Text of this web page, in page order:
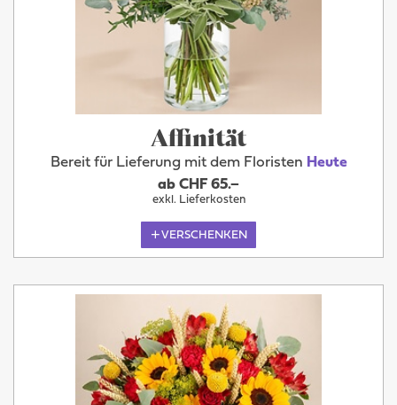
Affinität
Bereit für Lieferung mit dem Floristen Heute
ab CHF 65.–
exkl. Lieferkosten
VERSCHENKEN